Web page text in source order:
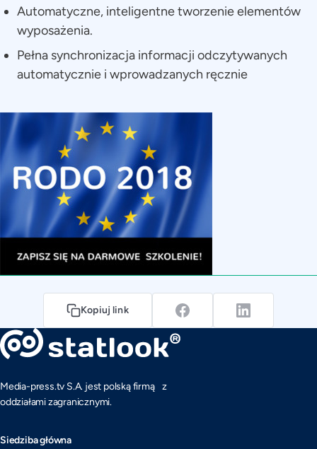
Automatyczne, inteligentne tworzenie elementów
wyposażenia.
Pełna synchronizacja informacji odczytywanych
automatycznie i wprowadzanych ręcznie
Kopiuj link
Media-press.tv S.A. jest polską firmą z
oddziałami zagranicznymi.
Siedziba główna